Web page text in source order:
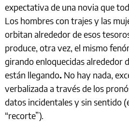
expectativa de una novia que
Los hombres con trajes y las
orbitan alrededor de esos
produce, otra vez, el mismo
girando enloquecidas alrededor
están llegando. No hay nada,
verbalizada a través de los
datos incidentales y sin sentido
“recorte”).